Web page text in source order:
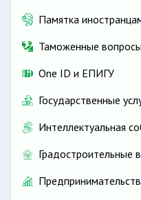
Памятка
Таможенные вопросы
One ID и ЕПИГУ
Государственные
Интеллектуальная
Градостроительные